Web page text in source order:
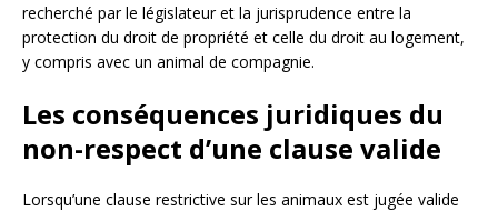
recherché par le législateur et la jurisprudence entre la
protection du droit de propriété et celle du droit au logement,
y compris avec un animal de compagnie.
Les conséquences juridiques du
non-respect d’une clause valide
Lorsqu’une clause restrictive sur les animaux est jugée valide